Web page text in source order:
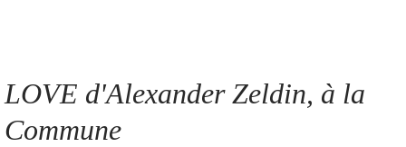
LOVE d'Alexander Zeldin, à la
Commune